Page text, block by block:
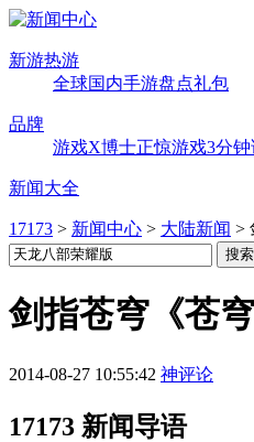
新游热游
全球国内手游盘点礼包
品牌
游戏X博士正惊游戏3分
新闻大全
17173 > 新闻中心 > 大陆新闻 >
剑指苍穹《苍
2014-08-27 10:55:42 神评论
17173 新闻导语